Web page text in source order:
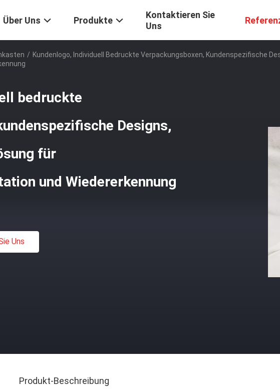
Über Uns Produkte
Kontaktieren Sie
Uns
/ Kundenlogo, Individuell Bedruckte Verpackungsboxen, Kundenspezifische
bedruckte
Designs,
für
und Wiedererkennung
Uns
Produkt-Beschreibung